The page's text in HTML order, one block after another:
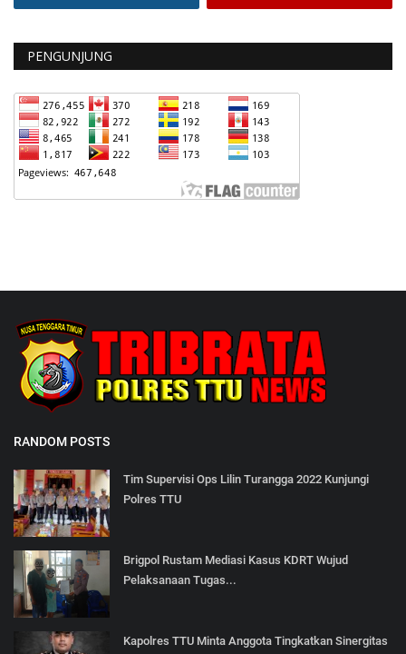
PENGUNJUNG
RANDOM POSTS
Tim Supervisi Ops Lilin Turangga 2022 Kunjungi
Polres TTU
Brigpol Rustam Mediasi Kasus KDRT Wujud
Pelaksanaan Tugas...
Kapolres TTU Minta Anggota Tingkatkan Sinergitas